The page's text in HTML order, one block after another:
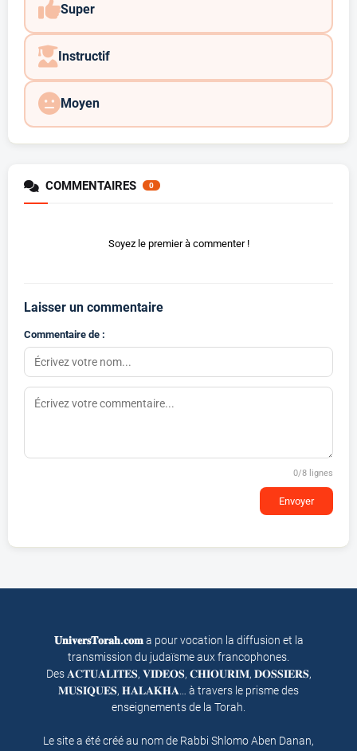
Super
Instructif
Moyen
COMMENTAIRES 0
Soyez le premier à commenter !
Laisser un commentaire
Commentaire de :
0/8 lignes
Envoyer
𝐔𝐧𝐢𝐯𝐞𝐫𝐬𝐓𝐨𝐫𝐚𝐡.𝐜𝐨𝐦a pour vocation la diffusion et la
transmission du judaïsme aux francophones.
Des 𝐀𝐂𝐓𝐔𝐀𝐋𝐈𝐓𝐄𝐒, 𝐕𝐈𝐃𝐄𝐎𝐒, 𝐂𝐇𝐈𝐎𝐔𝐑𝐈𝐌, 𝐃𝐎𝐒𝐒𝐈𝐄𝐑𝐒,
𝐌𝐔𝐒𝐈𝐐𝐔𝐄𝐒, 𝐇𝐀𝐋𝐀𝐊𝐇𝐀… à travers le prisme des
enseignements de la Torah.
Le site a été créé au nom de Rabbi Shlomo Aben Danan,